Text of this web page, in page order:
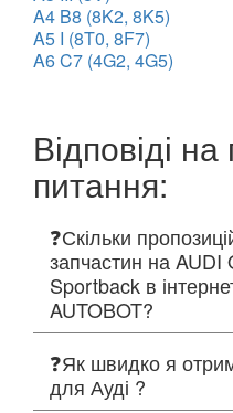
A4 B8 (8K2, 8K5)
A5 I (8T0, 8F7)
A6 C7 (4G2, 4G5)
Відповіді
питання:
❓Скільки
запчастин на AUDI
Sportback в
AUTOBOT?
❓Як швидко я
для Ауді ?